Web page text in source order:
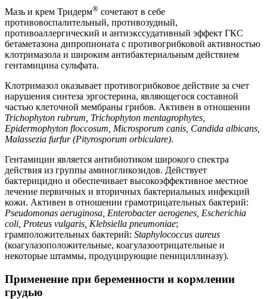
Мазь и крем Тридерм® сочетают в себе
противовоспалительный, противозудный,
противоаллергический и антиэкссудативный эффект ГКС
бетаметазона дипропионата с противогрибковой активностью
клотримазола и широким антибактериальным действием
гентамицина сульфата.
Клотримазол оказывает противогрибковое действие за счет
нарушения синтеза эргостерина, являющегося составной
частью клеточной мембраны грибов. Активен в отношении
Trichophyton rubrum, Trichophyton mentagrophytes,
Epidermophyton floccosum, Microsporum canis, Candida albicans,
Malassezia furfur (Pityrosporum orbiculare).
Гентамицин является антибиотиком широкого спектра
действия из группы аминогликозидов. Действует
бактерицидно и обеспечивает высокоэффективное местное
лечение первичных и вторичных бактериальных инфекций
кожи. Активен в отношении грамотрицательных бактерий:
Pseudomonas aeruginosa, Enterobacter aerogenes, Escherichia
coli, Proteus vulgaris, Klebsiella pneumoniae;
грамположительных бактерий: Staphylococcus aureus
(коагулазоположительные, коагулазоотрицательные и
некоторые штаммы, продуцирующие пенициллиназу).
Применение при беременности и кормлении
грудью